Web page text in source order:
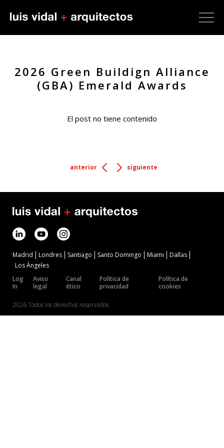
2026 Green Buildign Alliance
(GBA) Emerald Awards
El post no tiene contenido
anterior siguiente
Madrid Londres Santiago Santo Domingo Miami
Dallas
Los Ángeles
Log
In
Aviso
legal
Canal
ético
Política de
privacidad
Política de
cookies
2026 Todos los derechos reservados